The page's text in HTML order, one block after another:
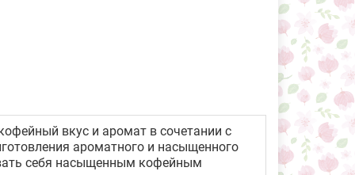
вкус и аромат в сочетании с
ароматного и насыщенного
себя насыщенным кофейным